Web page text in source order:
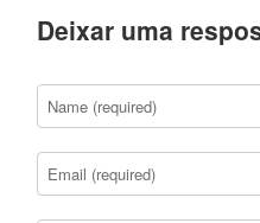
Deixar uma